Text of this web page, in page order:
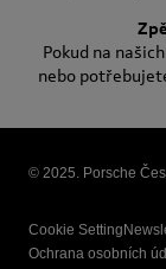
Pokud na
nebo
© 2025. Porsche
Cookie Setting
Ochrana osobních